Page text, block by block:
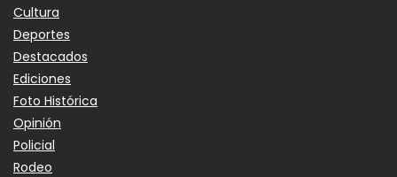
Cultura
Deportes
Destacados
Ediciones
Foto Histórica
Opinión
Policial
Rodeo